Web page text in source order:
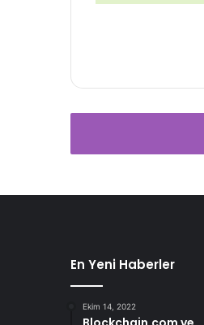
En Yeni Haberler
Ekim 14, 2022